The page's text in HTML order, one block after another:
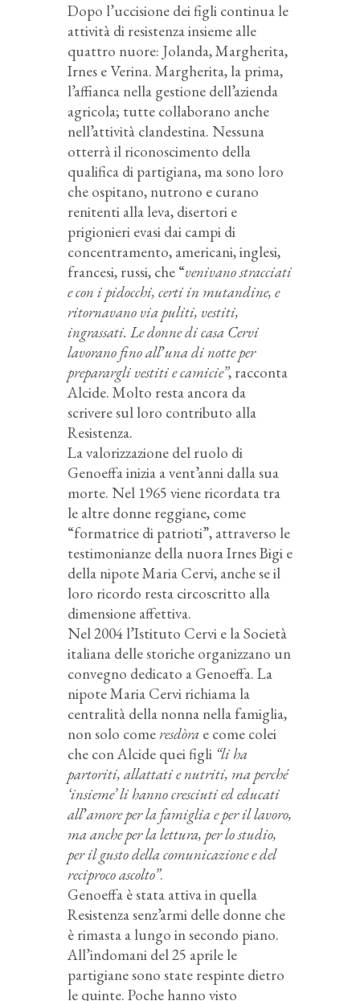
Dopo l’uccisione dei figli continua le
attività di resistenza insieme alle
quattro nuore: Jolanda, Margherita,
Irnes e Verina. Margherita, la prima,
l’affianca nella gestione dell’azienda
agricola; tutte collaborano anche
nell’attività clandestina. Nessuna
otterrà il riconoscimento della
qualifica di partigiana, ma sono loro
che ospitano, nutrono e curano
renitenti alla leva, disertori e
prigionieri evasi dai campi di
concentramento, americani, inglesi,
francesi, russi, che “venivano stracciati
e con i pidocchi, certi in mutandine, e
ritornavano via puliti, vestiti,
ingrassati. Le donne di casa Cervi
lavorano fino all’una di notte per
preparargli vestiti e camicie”, racconta
Alcide. Molto resta ancora da
scrivere sul loro contributo alla
Resistenza.
La valorizzazione del ruolo di
Genoeffa inizia a vent’anni dalla sua
morte. Nel 1965 viene ricordata tra
le altre donne reggiane, come
“formatrice di patrioti”, attraverso le
testimonianze della nuora Irnes Bigi e
della nipote Maria Cervi, anche se il
loro ricordo resta circoscritto alla
dimensione affettiva.
Nel 2004 l’Istituto Cervi e la Società
italiana delle storiche organizzano un
convegno dedicato a Genoeffa. La
nipote Maria Cervi richiama la
centralità della nonna nella famiglia,
non solo comeresdòra e come colei
che con Alcide quei figli “li ha
partoriti, allattati e nutriti, ma perché
‘insieme’li hanno cresciuti ed educati
all’amore per la famiglia e per il lavoro,
ma anche per la lettura, per lo studio,
per il gusto della comunicazione e del
reciproco ascolto”.
Genoeffa è stata attiva in quella
Resistenza senz’armi delle donne che
è rimasta a lungo in secondo piano.
All’indomani del 25 aprile le
partigiane sono state respinte dietro
le quinte. Poche hanno visto